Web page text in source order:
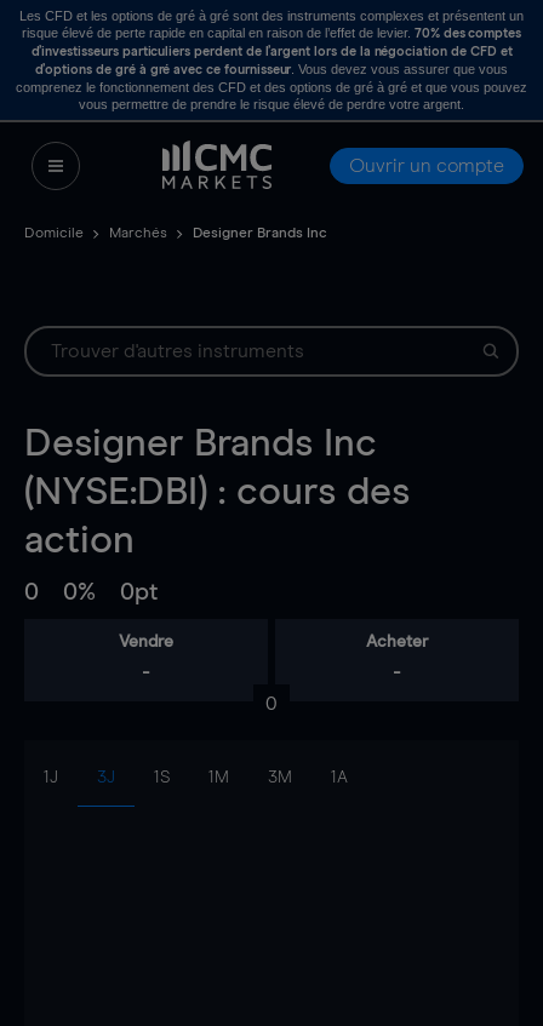
Les CFD et les options de gré à gré sont des instruments complexes et présentent un
risque élevé de perte rapide en capital en raison de l’effet de levier. 70% des comptes
d’investisseurs particuliers perdent de l’argent lors de la négociation de CFD et
d’options de gré à gré avec ce fournisseur . Vous devez vous assurer que vous
comprenez le fonctionnement des CFD et des options de gré à gré et que vous pouvez
vous permettre de prendre le risque élevé de perdre votre argent.
Ouvrir un compte
Domicile Marchés Designer Brands Inc
Designer Brands Inc
(NYSE:DBI) : cours des
action
0 0% 0pt
Vendre
-
Acheter
-
0
1J 3J 1S 1M 3M 1A